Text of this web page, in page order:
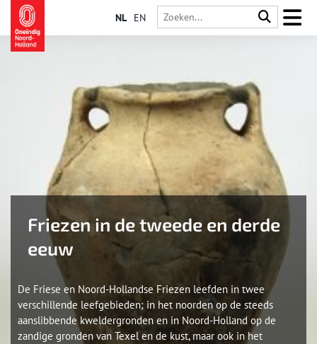
NL EN
Friezen in de tweede en derde
eeuw
De Friese en Noord-Hollandse Friezen leefden in twee
verschillende leefgebieden; in het noorden op de steeds
aanslibbende kweldergronden en in Noord-Holland op de
zandige gronden van Texel en de kust, maar ook in het